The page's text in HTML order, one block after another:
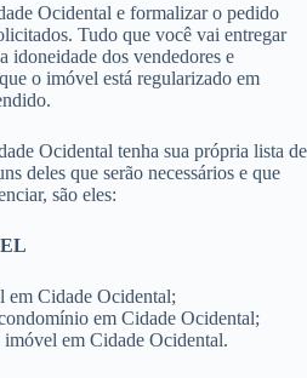
Ocidental e formalizar o pedido
Tudo que você vai entregar
idoneidade dos vendedores e
o imóvel está regularizado em
Ocidental tenha sua própria lista de
deles que serão necessários e que
são eles:
em Cidade Ocidental;
em Cidade Ocidental;
em Cidade Ocidental.